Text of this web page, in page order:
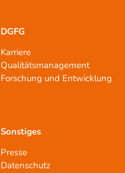
DGFG
Karriere
Qualitätsmanagement
Forschung und Entwicklung
Sonstiges
Presse
Datenschutz